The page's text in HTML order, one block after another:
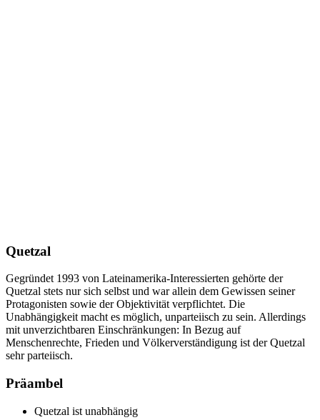
Quetzal
Gegründet 1993 von Lateinamerika-Interessierten gehörte der
Quetzal stets nur sich selbst und war allein dem Gewissen seiner
Protagonisten sowie der Objektivität verpflichtet. Die
Unabhängigkeit macht es möglich, unparteiisch zu sein. Allerdings
mit unverzichtbaren Einschränkungen: In Bezug auf
Menschenrechte, Frieden und Völkerverständigung ist der Quetzal
sehr parteiisch.
Präambel
Quetzal ist unabhängig